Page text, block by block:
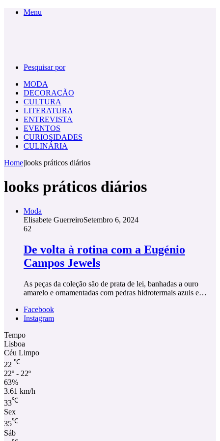
Menu
Pesquisar por
MODA
DECORAÇÃO
CULTURA
LITERATURA
ENTREVISTA
EVENTOS
CURIOSIDADES
CULINÁRIA
Home|looks práticos diários
looks práticos diários
Moda
Elisabete GuerreiroSetembro 6, 2024
62
De volta à rotina com a Eugénio
Campos Jewels
As peças da coleção são de prata de lei, banhadas a ouro
amarelo e ornamentadas com pedras hidrotermais azuis e…
Facebook
Instagram
Tempo
Lisboa
Céu Limpo
22 ℃
22º - 22º
63%
3.61 km/h
33℃
Sex
35℃
Sáb